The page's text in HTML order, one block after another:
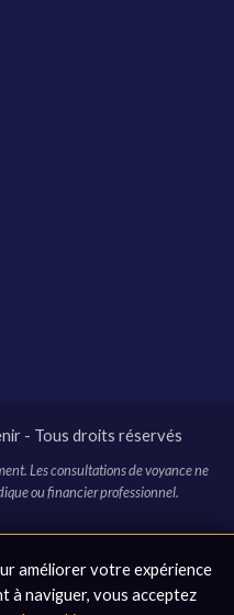
- Tous droits réservés
Les consultations de voyance ne
ou financier professionnel.
En cliquant sur ces liens et en
une commission sans
améliorer votre expérience
à naviguer, vous acceptez